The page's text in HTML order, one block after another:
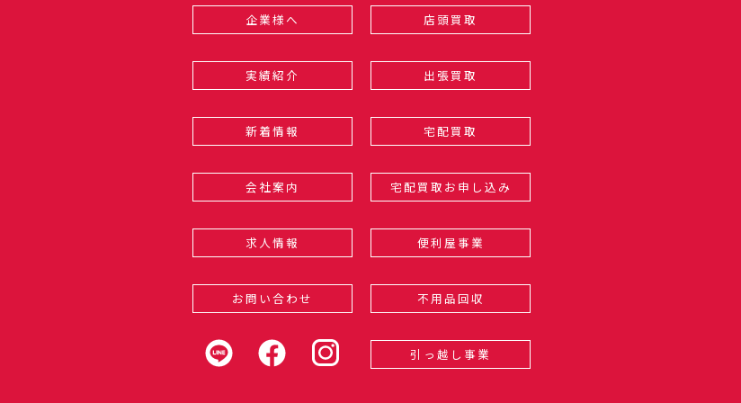
企業様へ 店頭買取
実績紹介 出張買取
新着情報 宅配買取
会社案内 宅配買取お申し込み
求人情報 便利屋事業
お問い合わせ 不用品回収
引っ越し事業